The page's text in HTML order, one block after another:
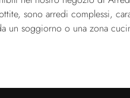
sono arredi complessi,
un soggiorno o una zona